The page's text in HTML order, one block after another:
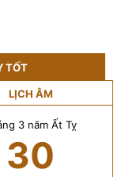
TỐT
LỊCH ÂM
3 năm Ất Tỵ
30